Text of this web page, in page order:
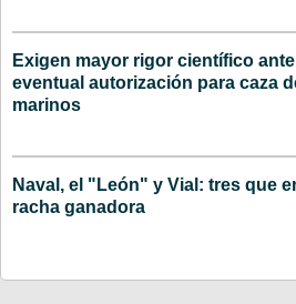
Exigen mayor rigor científico
eventual autorización para caza
marinos
Naval, el "León" y Vial: tres que
racha ganadora